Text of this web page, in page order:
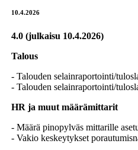
10.4.2026
4.0 (julkaisu 10.4.2026)
Talous
- Talouden selainraportointi/
- Talouden selainraportointi/
HR ja muut määrämittarit
- Määrä pinopylväs mittarille
- Vakio keskeytykset